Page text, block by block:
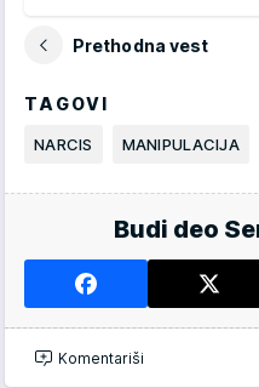
Prethodna vest
TAGOVI
NARCIS MANIPULACIJA
Budi deo
Komentariši